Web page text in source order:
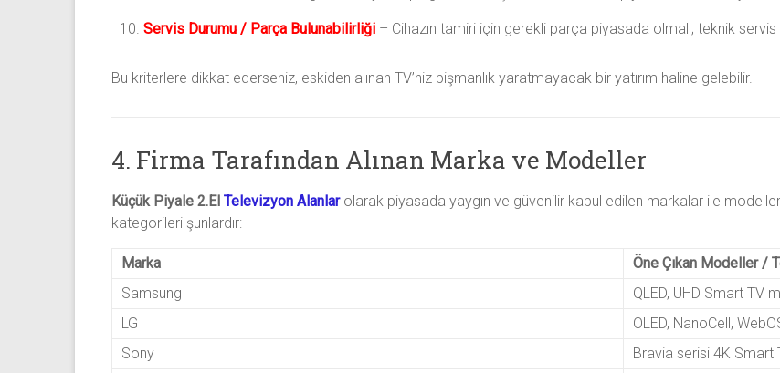
Servis Durumu / Parça Bulunabilirliği – Cihazın tamiri için gerekli parça piyasada olmalı; teknik servis
Bu kriterlere dikkat ederseniz, eskiden alınan TV’niz pişmanlık yaratmayacak bir yatırım haline gelebilir.
4. Firma Tarafından Alınan Marka ve Modeller
Küçük Piyale 2.El Televizyon Alanlarolarak piyasada yaygın ve güvenilir kabul edilen markalar ile
kategorileri şunlardır:
Marka
Öne Çıkan Modeller /
Samsung
QLED, UHD Smart TV
LG
OLED, NanoCell,
Sony
Bravia serisi 4K Smart